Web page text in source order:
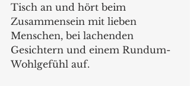
Tisch an und hört beim
Zusammensein mit lieben
Menschen, bei lachenden
Gesichtern und einem Rundum-
Wohlgefühl auf.